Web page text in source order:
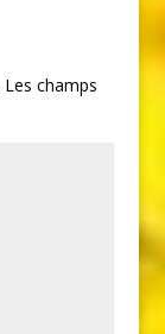
Les champs